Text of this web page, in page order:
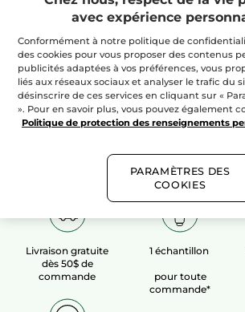
100%extraits
végétaux
60
champs
Voir plus​
Livraison gratuite
dès 50$ de
commande
1 échantillon
pour toute
commande*
avec expérience
Conformément à notre politique de
des cookies pour vous proposer des contenus
publicités adaptées à vos préférences, vous
liés aux réseaux sociaux et analyser le trafic du
désinscrire de ces services en cliquant sur «
». Pour en savoir plus, vous pouvez également
Politique de protection des renseignements
PARAMÈTRES DES
COOKIES